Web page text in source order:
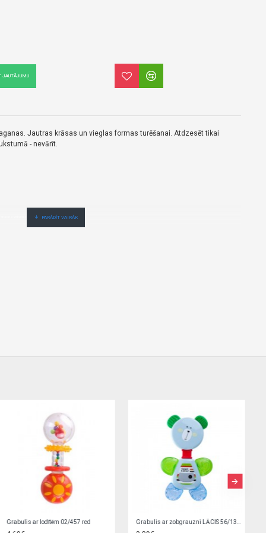
JAUTĀJUMU
Jautras krāsas un vieglas formas turēšanai. Atdzesēt tikai
- nevārīt.
no vairumtirgotāja.